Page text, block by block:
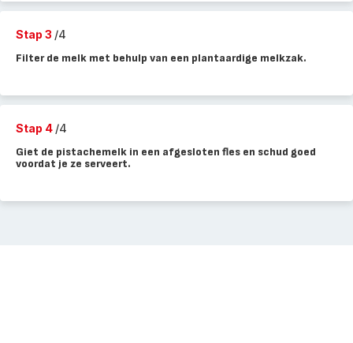
Stap 3 /4
Filter de melk met behulp van een plantaardige melkzak.
Stap 4 /4
Giet de pistachemelk in een afgesloten fles en schud goed
voordat je ze serveert.